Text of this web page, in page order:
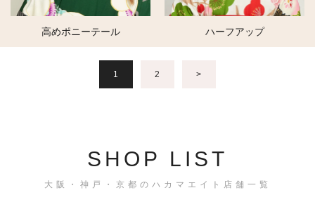
高めポニーテール ハーフアップ
1 2 >
SHOP LIST
大阪・神戸・京都のハカマエイト店舗一覧